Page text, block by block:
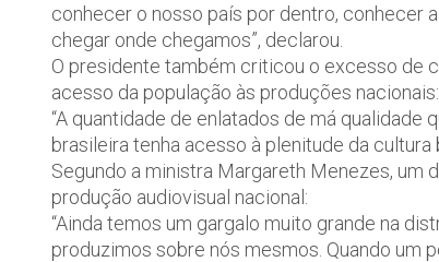
conhecer o nosso país por dentro, conhecer
chegar onde chegamos”, declarou.
O presidente também criticou o excesso de
acesso da população às produções nacionais:
“A quantidade de enlatados de má
brasileira tenha acesso à plenitude da cultura
Segundo a ministra Margareth Menezes,
produção audiovisual nacional:
“Ainda temos um gargalo muito grande na
produzimos sobre nós mesmos. Quando um